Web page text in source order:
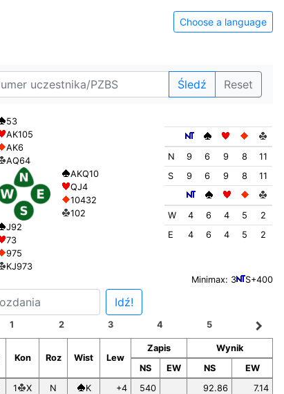
Choose a language
Śledź Reset
53
AK105
AK6
AQ64
AKQ10
QJ4
10432
102
J92
73
975
KJ973
N 9 6 9 8
11
S
9 6 9 8 11
W 4 6 4 5
2
E
4 6 4 5 2
Minimax: 3 S+400
Idź!
1 2 3 4 5 navigate_next
Kon Roz Wist Lew
Zapis
Wynik
NS
EW NS
EW
1 X N K +4 540 92.86
7.14